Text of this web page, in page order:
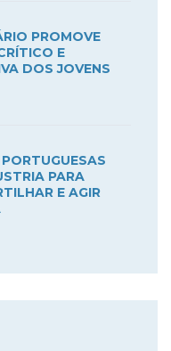
PROMOVE
E
DOS JOVENS
PARA
E AGIR